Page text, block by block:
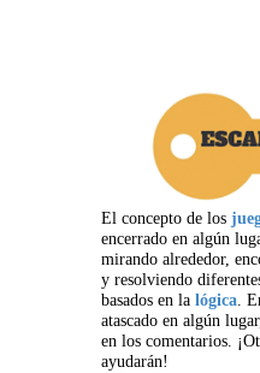
El concepto de los
encerrado en algún
mirando alrededor,
y resolviendo
basados en la lógica.
atascado en algún
en los comentarios.
ayudarán!